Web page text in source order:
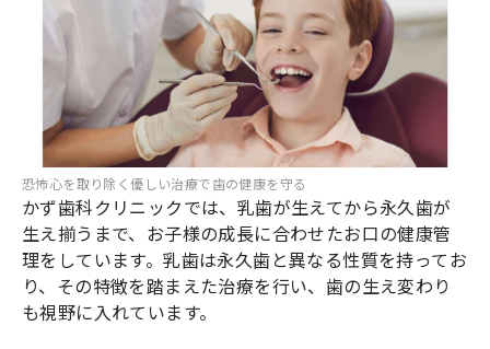
恐怖心を取り除く優しい治療で歯の健康を守る
かず歯科クリニックでは、乳歯が生えてから永久歯が
生え揃うまで、お子様の成長に合わせたお口の健康管
理をしています。乳歯は永久歯と異なる性質を持ってお
り、その特徴を踏まえた治療を行い、歯の生え変わり
も視野に入れています。